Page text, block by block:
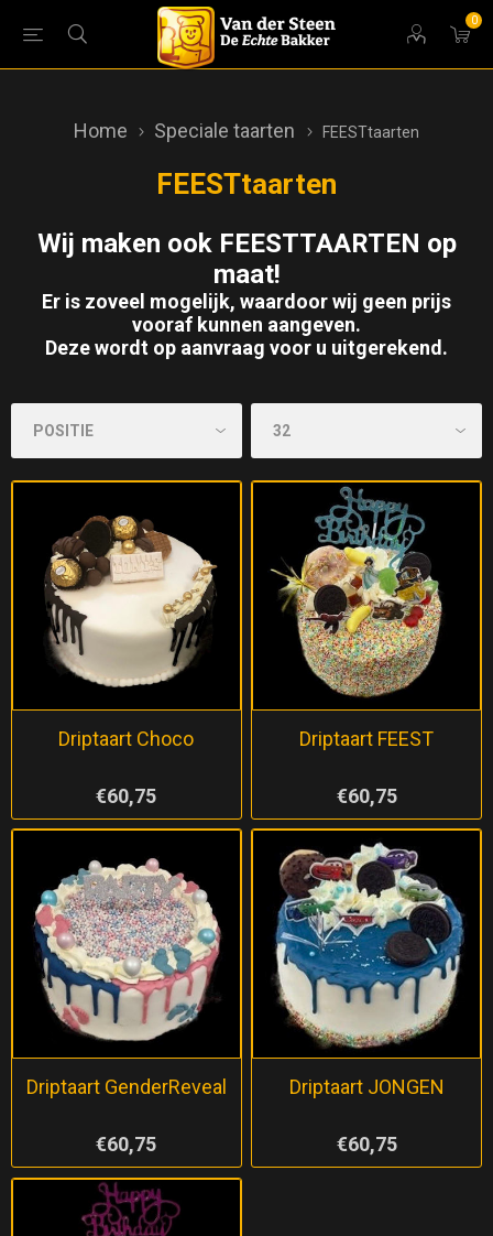
0
Home Speciale taarten FEESTtaarten
FEESTtaarten
Wij maken ook FEESTTAARTEN op
maat!
Er is zoveel mogelijk, waardoor wij geen prijs
vooraf kunnen aangeven.
Deze wordt op aanvraag voor u uitgerekend.
Driptaart Choco
€60,75
Driptaart FEEST
€60,75
Driptaart GenderReveal
€60,75
Driptaart JONGEN
€60,75